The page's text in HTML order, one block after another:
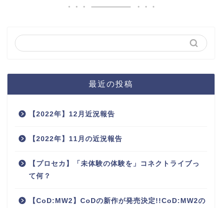
最近の投稿
【2022年】12月近況報告
【2022年】11月の近況報告
【プロセカ】「未体験の体験を」コネクトライブっ
て何？
【CoD:MW2】CoDの新作が発売決定!!CoD:MW2の